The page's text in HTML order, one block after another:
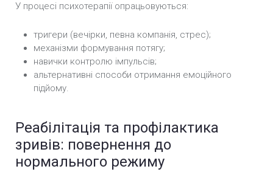
У процесі психотерапії опрацьовуються:
тригери (вечірки, певна компанія, стрес);
механізми формування потягу;
навички контролю імпульсів;
альтернативні способи отримання емоційного
підйому.
Реабілітація та профілактика
зривів: повернення до
нормального режиму